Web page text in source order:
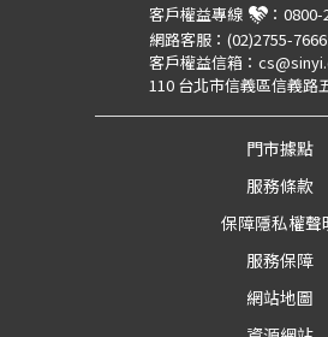
客戶權益專線 ： 0800-
網路客服： (02)2755-7666
客戶權益信箱：
110 台北市信義區信義路
門市據點
服務條款
保障隱私權聲
服務保障
網站地圖